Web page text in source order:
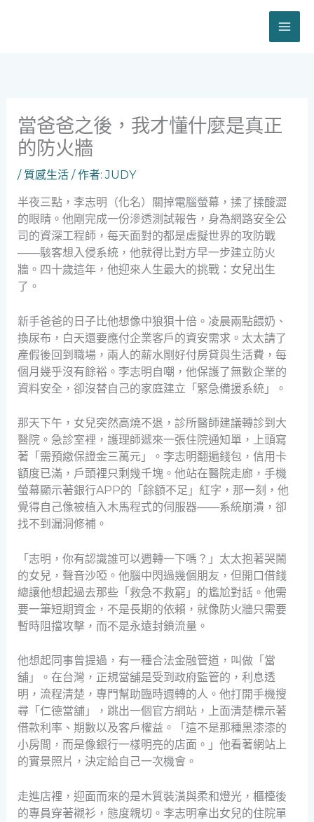
當爸爸之後，我才懂什麼是真正
的防火牆
/ 質感生活/ 作者:JUDY
半夜三點，李志明（化名）關掉電腦螢幕，揉了揉酸澀
的眼睛。他剛完成一份滲透測試報告，身為網路安全公
司的資深工程師，每天面對的都是虛擬世界的攻防戰
——駭客想入侵系統，他就得比對方早一步建立防火
牆。四十歲這年，他迎來人生最大的挑戰：女兒出生
了。
新手爸爸的日子比他想像中狼狽十倍。凌晨兩點餵奶、
換尿布，白天還要應付企業客戶的資安需求。太太請了
產假後回到職場，兩人的薪水剛好付房貸與生活費，每
個月幾乎沒有餘裕。李志明自嘲，他保護了無數企業的
資料安全，卻沒替自己的家庭建立「緊急備援系統」。
那天下午，女兒突然高燒不退，診所醫師建議轉診到大
醫院。急診室裡，護理師遞來一張住院通知單，上頭寫
著「需預繳保證金三萬元」。李志明翻遍錢包，信用卡
額度已滿，戶頭裡只剩幾千塊。他站在醫院走廊，手機
螢幕顯示著銀行APP的「餘額不足」紅字，那一刻，他
覺得自己像被植入木馬程式的伺服器——系統崩潰，卻
找不到漏洞修補。
「志明，你有認識誰可以週轉一下嗎？」太太抱著哭鬧
的女兒，聲音沙啞。他腦中閃過幾個朋友，但開口借錢
總讓他想起過去那些「救急不救窮」的尷尬對話。他需
要一筆短期資金，不是長期的依賴，就像防火牆只需要
暫時阻擋攻擊，而不是永遠封鎖流量。
他想起同事曾提過，有一種合法金融管道，叫做「當
舖」。在台灣，正規當舖是受到政府監管的，利息透
明，流程清楚，專門幫助臨時週轉的人。他打開手機搜
尋「仁德當舖」，跳出一個官方網站，上面清楚標示著
借款利率、期數以及客戶權益。「這不是那種黑漆漆的
小房間，而是像銀行一樣明亮的店面。」他看著網站上
的實景照片，決定給自己一次機會。
走進店裡，迎面而來的是木質裝潢與柔和燈光，櫃檯後
的專員穿著襯衫，態度親切。李志明拿出女兒的住院單